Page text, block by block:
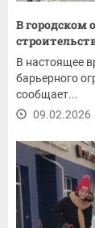
В городском
В настоящее
барьерного
сообщает...
09.02.2026